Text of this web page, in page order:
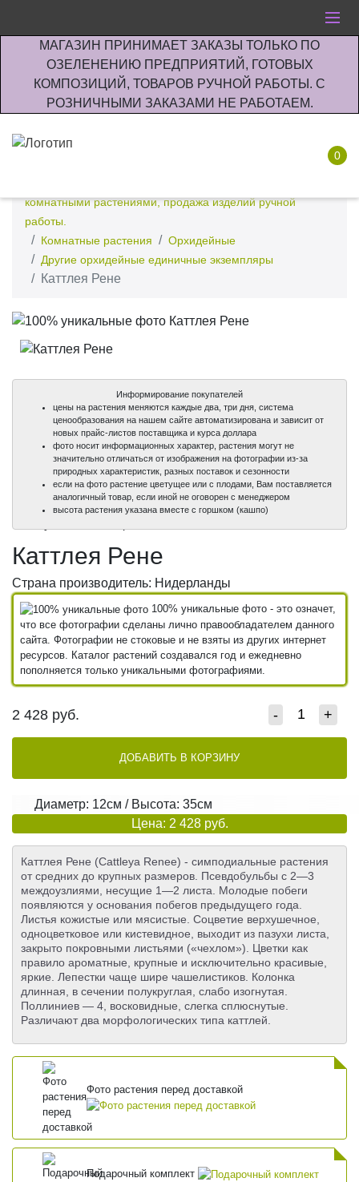
МАГАЗИН ПРИНИМАЕТ ЗАКАЗЫ ТОЛЬКО ПО
ОЗЕЛЕНЕНИЮ ПРЕДПРИЯТИЙ, ГОТОВЫХ
КОМПОЗИЦИЙ, ТОВАРОВ РУЧНОЙ РАБОТЫ. С
РОЗНИЧНЫМИ ЗАКАЗАМИ НЕ РАБОТАЕМ.
0
комнатными растениями, продажа изделий ручной
работы.
Комнатные растения
Орхидейные
Другие орхидейные единичные экземпляры
Каттлея Рене
100%
Информирование покупателей
цены на растения меняются каждые два, три дня, система
ценообразования на нашем сайте автоматизирована и зависит от
новых прайс-листов поставщика и курса доллара
фото носит информационных характер, растения могут не
значительно отличаться от изображения на фотографии из-за
природных характеристик, разных поставок и сезонности
если на фото растение цветущее или с плодами, Вам поставляется
аналогичный товар, если иной не оговорен с менеджером
высота растения указана вместе с горшком (кашпо)
Каттлея Рене
Страна производитель: Нидерланды
100% уникальные фото - это означет,
что все фотографии сделаны лично правообладателем данного
сайта. Фотографии не стоковые и не взяты из других интернет
ресурсов. Каталог растений создавался год и ежедневно
пополняется только уникальными фотографиями.
2 428 руб. - +
ДОБАВИТЬ В КОРЗИНУ
Диаметр: 12см / Высота: 35см
Цена: 2 428 руб.
Каттлея Рене (Cattleya Renee) - симподиальные растения
от средних до крупных размеров. Псевдобульбы с 2—3
междоузлиями, несущие 1—2 листа. Молодые побеги
появляются у основания побегов предыдущего года.
Листья кожистые или мясистые. Соцветие верхушечное,
одноцветковое или кистевидное, выходит из пазухи листа,
закрыто покровными листьями («чехлом»). Цветки как
правило ароматные, крупные и исключительно красивые,
яркие. Лепестки чаще шире чашелистиков. Колонка
длинная, в сечении полукруглая, слабо изогнутая.
Поллиниев — 4, восковидные, слегка сплюснутые.
Различают два морфологических типа каттлей.
Фото растения перед доставкой
Подарочный комплект